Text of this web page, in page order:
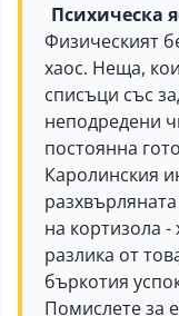
Психическа
Физическият
хаос. Неща,
списъци със
неподредени
постоянна
Каролинския
на кортизола -
разлика от
бъркотия
Помислете за